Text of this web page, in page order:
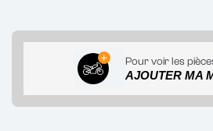
Pour voir les
AJOUTER MA